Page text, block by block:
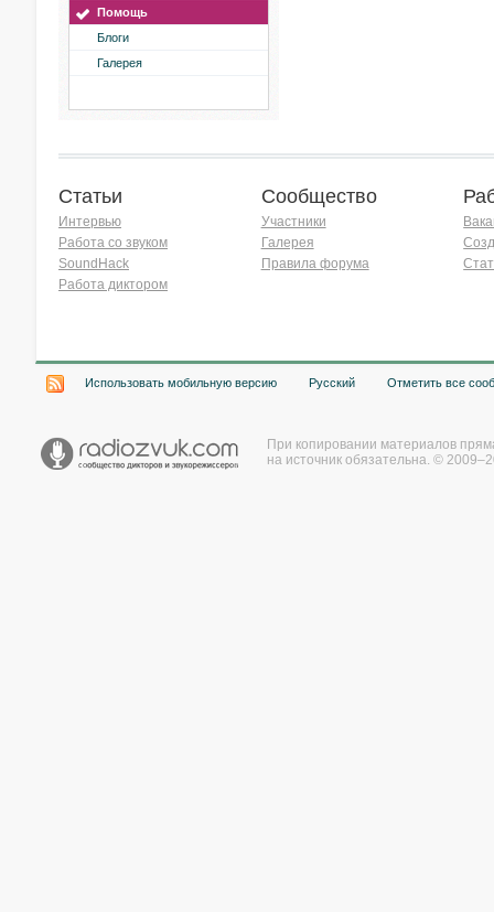
Помощь
Блоги
Галерея
Статьи
Интервью
Работа со звуком
SoundHack
Работа диктором
Сообщество
Участники
Галерея
Правила форума
Использовать мобильную версию Русский Отметить все
При копировании материалов
на источник обязательна. ©